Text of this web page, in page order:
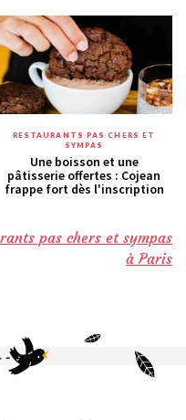
RESTAURANTS PAS CHERS ET
SYMPAS
Une boisson et une
pâtisserie offertes : Cojean
frappe fort dès l'inscription
pas chers et sympas
à Paris